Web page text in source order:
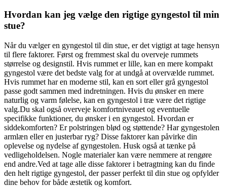
Hvordan kan jeg vælge den rigtige gyngestol til min
stue?
Når du vælger en gyngestol til din stue, er det vigtigt at tage hensyn
til flere faktorer. Først og fremmest skal du overveje rummets
størrelse og designstil. Hvis rummet er lille, kan en mere kompakt
gyngestol være det bedste valg for at undgå at overvælde rummet.
Hvis rummet har en moderne stil, kan en sort eller grå gyngestol
passe godt sammen med indretningen. Hvis du ønsker en mere
naturlig og varm følelse, kan en gyngestol i træ være det rigtige
valg.Du skal også overveje komfortniveauet og eventuelle
specifikke funktioner, du ønsker i en gyngestol. Hvordan er
siddekomforten? Er polstringen blød og støttende? Har gyngestolen
armlæn eller en justerbar ryg? Disse faktorer kan påvirke din
oplevelse og nydelse af gyngestolen. Husk også at tænke på
vedligeholdelsen. Nogle materialer kan være nemmere at rengøre
end andre.Ved at tage alle disse faktorer i betragtning kan du finde
den helt rigtige gyngestol, der passer perfekt til din stue og opfylder
dine behov for både æstetik og komfort.